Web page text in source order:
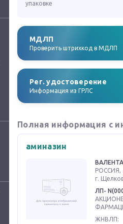
упаковке
МДЛП
Проверить штрихкод в МДЛП
Рег. удостоверение
Информация из ГРЛС
Полная информация с
аминазин
РОССИЯ,
г.
ЛП-
ЖНВЛП: